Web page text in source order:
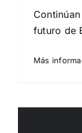
futuro de
Más